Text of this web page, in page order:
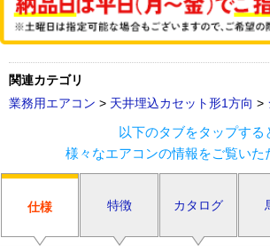
関連カテゴリ
業務用エアコン > 天井埋込カセット形1方向 >
以下のタブをタップする
様々なエアコンの情報をご覧いた
仕様 特徴 カタログ